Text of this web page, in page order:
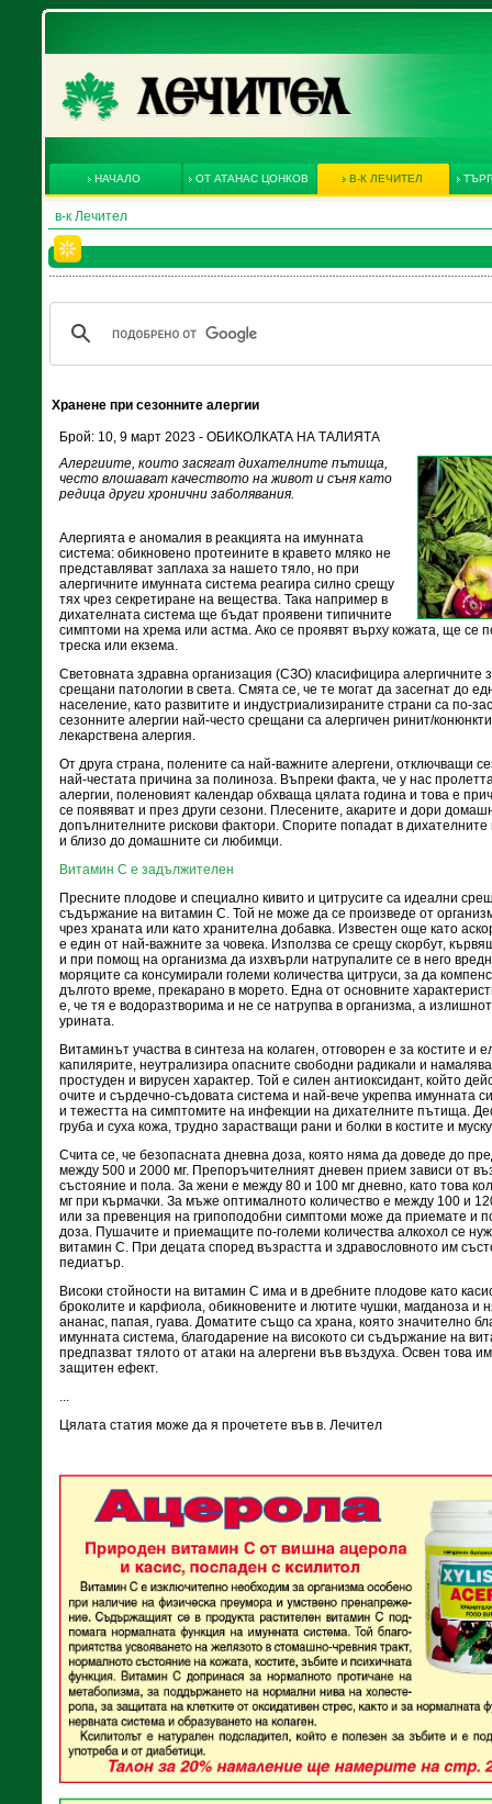
НАЧАЛО ОТ АТАНАС ЦОНКОВ В-К ЛЕЧИТЕЛ
в-к Лечител
Хранене при сезонните алергии
Брой: 10, 9 март 2023 - ОБИКОЛКАТА НА ТАЛИЯТА
Алергиите, които засягат дихателните пътища,
често влошават качеството на живот и съня като
редица други хронични заболявания.
Алергията е аномалия в реакцията на имунната
система: обикновено протеините в кравето мляко не
представляват заплаха за нашето тяло, но при
алергичните имунната система реагира силно срещу
тях чрез секретиране на вещества. Така например в
дихателната система ще бъдат проявени типичните
симптоми на хрема или астма. Ако се проявят върху кожата, ще се
треска или екзема.
Световната здравна организация (СЗО) класифицира алергичните
срещани патологии в света. Смята се, че те могат да засегнат до
население, като развитите и индустриализираните страни са по-
сезонните алергии най-често срещани са алергичен ринит/
лекарствена алергия.
От друга страна, полените са най-важните алергени, отключващи
най-честата причина за полиноза. Въпреки факта, че у нас
алергии, поленовият календар обхваща цялата година и това е
се появяват и през други сезони. Плесените, акарите и дори
допълнителните рискови фактори. Спорите попадат в
и близо до домашните си любимци.
Витамин С е задължителен
Пресните плодове и специално кивито и цитрусите са идеални
съдържание на витамин С. Той не може да се произведе от
чрез храната или като хранителна добавка. Известен още като
е един от най-важните за човека. Използва се срещу скорбут,
и при помощ на организма да изхвърли натрупалите се в него
моряците са консумирали големи количества цитруси, за да
дългото време, прекарано в морето. Една от основните
е, че тя е водоразтворима и не се натрупва в организма, а
урината.
Витаминът участва в синтеза на колаген, отговорен е за костите и
капилярите, неутрализира опасните свободни радикали и
простуден и вирусен характер. Той е силен антиоксидант, който
очите и сърдечно-съдовата система и най-вече укрепва имунната
и тежестта на симптомите на инфекции на дихателните пътища.
груба и суха кожа, трудно зарастващи рани и болки в костите и
Счита се, че безопасната дневна доза, която няма да доведе до
между 500 и 2000 мг. Препоръчителният дневен прием зависи от
състояние и пола. За жени е между 80 и 100 мг дневно, като това
мг при кърмачки. За мъже оптималното количество е между 100 и
или за превенция на грипоподобни симптоми може да приемате и
доза. Пушачите и приемащите по-големи количества алкохол се
витамин C. При децата според възрастта и здравословното им
педиатър.
Високи стойности на витамин С има и в дребните плодове като
броколите и карфиола, обикновените и лютите чушки, магданоза и
ананас, папая, гуава. Доматите също са храна, която значително
имунната система, благодарение на високото си съдържание на
предпазват тялото от атаки на алергени във въздуха. Освен това
защитен ефект.
...
Цялата статия може да я прочетете във в. Лечител